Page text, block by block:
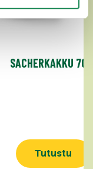
SACHERKAKKU
Tutustu